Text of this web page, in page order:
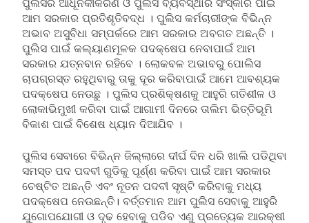
ଆମ ସରକାର ପ୍ରତିଶୃତିବଦ୍ଧ । ପୁଲିସ କର୍ମଚାରୀଙ୍କ ବିଭିନ୍ନ
ଅଭାବ ଅସୁବିଧା ସମ୍ପର୍କରେ ଆମ ସରକାର ଅବଗତ ଅଛନ୍ତି ।
ପୁଲିସ ପାଇଁ କଲ୍ୟାଣମୂଳକ ପଦକ୍ଷେପ ନେବାପାଇଁ ଆମ
ସରକାର ଯତ୍ନବାନ ରହିବେ । ଲୋକବଳ ଅଭାବରୁ ପୋଲିସ
ଚାପଗ୍ରସ୍ତ ରହୁଥିବାରୁ ତାକୁ ଦୂର କରିବାପାଇଁ ଆମେ ଆବଶ୍ୟକ
ପଦକ୍ଷେପ ନେଉଛୁ । ପୁଲିସ ପ୍ରଶିକ୍ଷଣକୁ ଆହୁରି ଗତିଶୀଳ ଓ
ଲୋକାଭିମୁଖୀ କରିବା ପାଇଁ ଆଗାମୀ ଦିନରେ ତାଲିମ ଭିତ୍ତିଭୂମି
ବିକାଶ ପାଇଁ ବିଶେଷ ଧ୍ୟାନ ଦିଆଯିବ ।
ପୁଲିସ ସେବାରେ ବିଭିନ୍ନ ଜିଲ୍ଲାରେ ଦୀର୍ଘ ଦିନ ଧରି ଖାଲି ପଡିଥିବା
ସମସ୍ତ ପଦ ପଦବୀ ଗୁଡିକୁ ପୂର୍ଣ୍ଣ କରିବା ପାଇଁ ଆମ ସରକାର
ଚେଷ୍ଟିତ ଅଛନ୍ତି ଏବଂ ନୂତନ ପଦବୀ ସୃଷ୍ଟି କରିବାକୁ ମଧ୍ୟ
ପଦକ୍ଷେପ ନେଉଛନ୍ତି। ବର୍ତ୍ତମାନ ଆମ ପୁଲିସ ସେବାକୁ ଆହୁରି
ଯୁଗୋପଯୋଗୀ ଓ ଦୃଢ ହେବାକୁ ପଡିବ ଏଣୁ ପ୍ରତ୍ୟେକ ଆରକ୍ଷୀ